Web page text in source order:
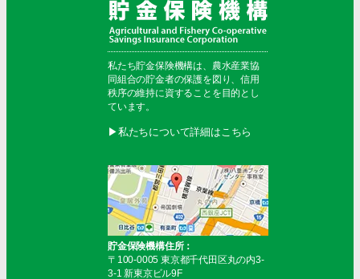
私たち貯金保険機構は、農水産業協
同組合の貯金者の保護を図り、信用
秩序の維持に資することを目的とし
ています。
▶︎私たちについて詳細はこちら
貯金保険機構住所：
〒100-0005 東京都千代田区丸の内3-
3-1 新東京ビル9F